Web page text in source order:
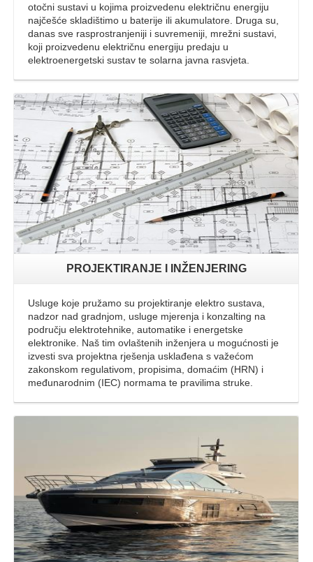
otočni sustavi u kojima proizvedenu električnu energiju
najčešće skladištimo u baterije ili akumulatore. Druga su,
danas sve rasprostranjeniji i suvremeniji, mrežni sustavi,
koji proizvedenu električnu energiju predaju u
elektroenergetski sustav te solarna javna rasvjeta.
Opširnije
PROJEKTIRANJE I INŽENJERING
Usluge koje pružamo su projektiranje elektro sustava,
nadzor nad gradnjom, usluge mjerenja i konzalting na
području elektrotehnike, automatike i energetske
elektronike. Naš tim ovlaštenih inženjera u mogućnosti je
izvesti sva projektna rješenja usklađena s važećom
zakonskom regulativom, propisima, domaćim (HRN) i
međunarodnim (IEC) normama te pravilima struke.